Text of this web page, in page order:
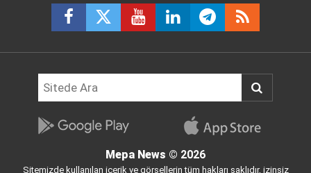
Mepa News © 2026
Sitemizde kullanılan içerik ve görsellerin tüm hakları saklıdır, izinsiz